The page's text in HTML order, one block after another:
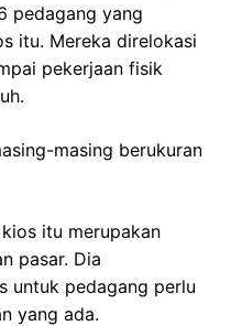
pedagang yang
itu. Mereka direlokasi
pekerjaan fisik
masing berukuran
itu merupakan
pasar. Dia
untuk pedagang perlu
yang ada.